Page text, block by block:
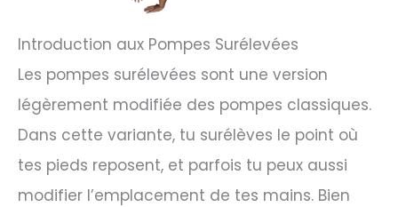
Introduction aux Pompes Surélevées
Les pompes surélevées sont une version
légèrement modifiée des pompes classiques.
Dans cette variante, tu surélèves le point où
tes pieds reposent, et parfois tu peux aussi
modifier l’emplacement de tes mains. Bien